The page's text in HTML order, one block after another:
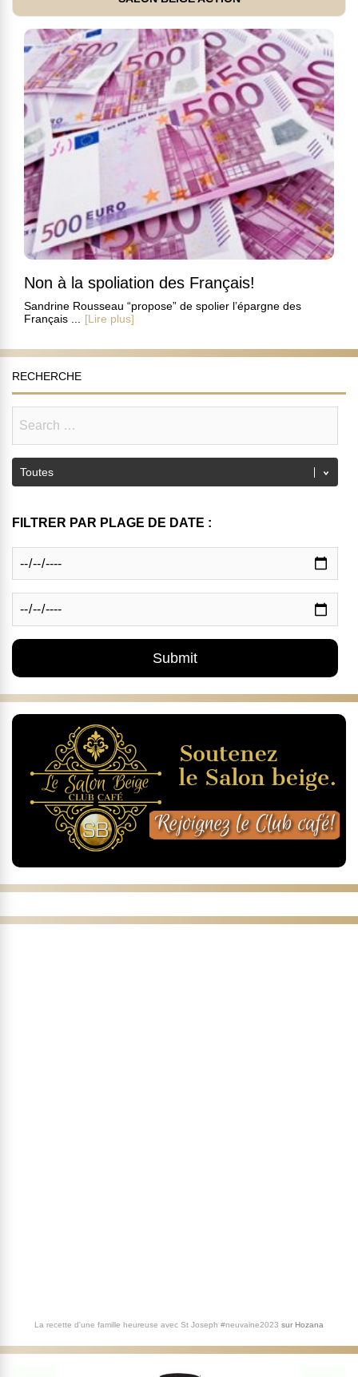
Non à la spoliation des Français!
Sandrine Rousseau “propose” de spolier l’épargne des
Français ...
[Lire plus]
RECHERCHE
FILTRER PAR PLAGE DE DATE :
La recette d'une famille heureuse avec St Joseph #neuvaine2023 sur Hozana